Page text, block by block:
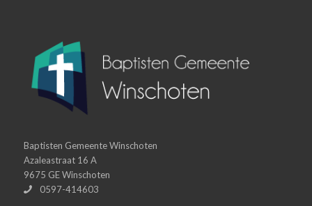
Baptisten Gemeente Winschoten
Azaleastraat 16 A
9675 GE Winschoten
0597-414603